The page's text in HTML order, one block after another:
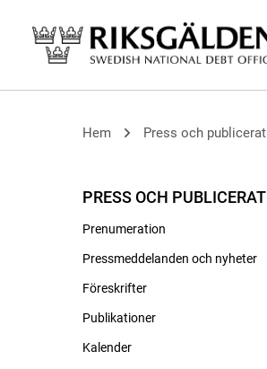
Hem Press och publicerat
PRESS OCH PUBLICERAT
Prenumeration
Pressmeddelanden och nyheter
Föreskrifter
Publikationer
Kalender